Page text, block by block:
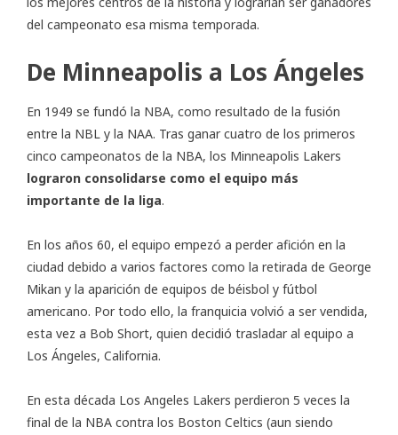
del campeonato esa misma temporada.
De Minneapolis a Los Ángeles
En 1949 se fundó la NBA, como resultado de la fusión
entre la NBL y la NAA. Tras ganar cuatro de los primeros
cinco campeonatos de la NBA, los Minneapolis Lakers
lograron consolidarse como el equipo más
importante de la liga.
En los años 60, el equipo empezó a perder afición en la
ciudad debido a varios factores como la retirada de George
Mikan y la aparición de equipos de béisbol y fútbol
americano. Por todo ello, la franquicia volvió a ser vendida,
esta vez a Bob Short, quien decidió trasladar al equipo a
Los Ángeles, California.
En esta década Los Angeles Lakers perdieron 5 veces la
final de la NBA contra los Boston Celtics (aun siendo